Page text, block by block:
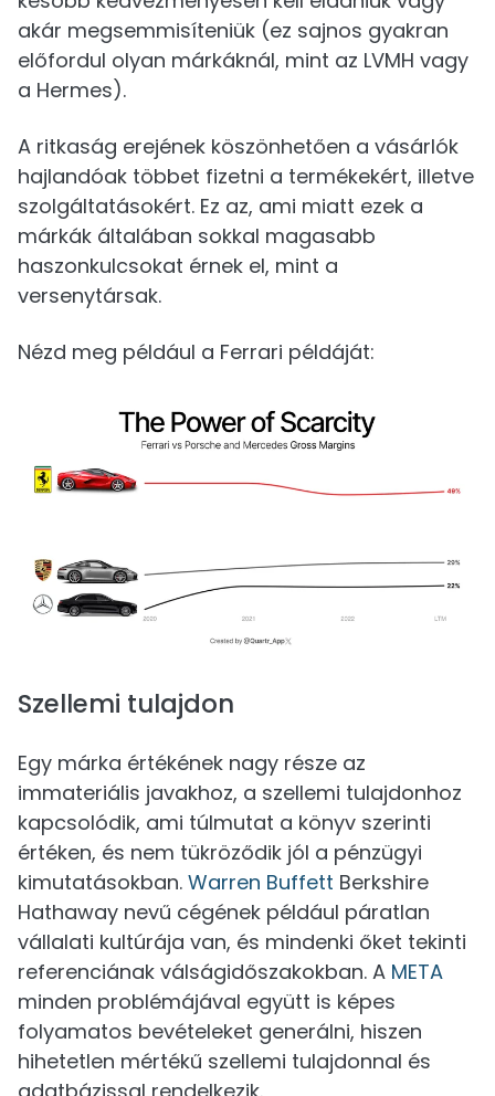
akár megsemmisíteniük (ez sajnos gyakran
előfordul olyan márkáknál, mint az LVMH vagy
a Hermes).
A ritkaság erejének köszönhetően a vásárlók
hajlandóak többet fizetni a termékekért, illetve
szolgáltatásokért. Ez az, ami miatt ezek a
márkák általában sokkal magasabb
haszonkulcsokat érnek el, mint a
versenytársak.
Nézd meg például a Ferrari példáját:
Szellemi tulajdon
Egy márka értékének nagy része az
immateriális javakhoz, a szellemi tulajdonhoz
kapcsolódik, ami túlmutat a könyv szerinti
értéken, és nem tükröződik jól a pénzügyi
kimutatásokban. Warren Buffett Berkshire
Hathaway nevű cégének például páratlan
vállalati kultúrája van, és mindenki őket tekinti
referenciának válságidőszakokban. A META
minden problémájával együtt is képes
folyamatos bevételeket generálni, hiszen
hihetetlen mértékű szellemi tulajdonnal és